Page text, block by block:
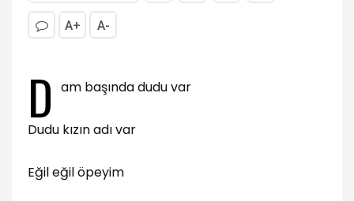
A+ A-
D am başında dudu var
Dudu kızın adı var
Eğil eğil öpeyim